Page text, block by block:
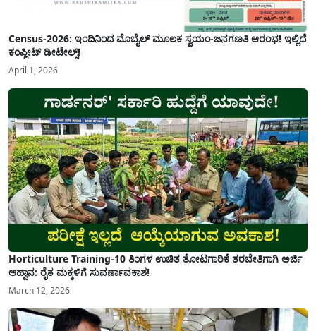
Census-2026: ಇಂದಿನಿಂದ ಮೊಬೈಲ್ ಮೂಲಕ ಸ್ವಯಂ-ಜನಗಣತಿ ಆರಂಭ! ಇಲ್ಲಿದೆ
ಕಂಪ್ಲೀಟ್ ಡೀಟೇಲ್ಸ್!
April 1, 2026
Horticulture Training-10 ತಿಂಗಳ ಉಚಿತ ತೋಟಗಾರಿಕೆ ತರಬೇತಿಗಾಗಿ ಅರ್ಜಿ
ಆಹ್ವಾನ: ರೈತ ಮಕ್ಕಳಿಗೆ ಸುವರ್ಣಾವಕಾಶ!
March 12, 2026